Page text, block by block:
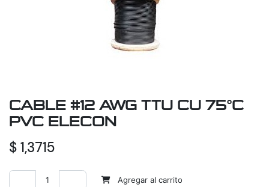
CABLE #12 AWG TTU CU 75°C
PVC ELECON
$ 1,3715
Agregar al carrito